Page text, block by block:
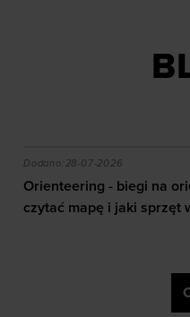
efekty daje trening?
Orienteering - biegi na
Dodano:28-07-2026
Orienteering - biegi na
czytać mapę i jaki sprzęt